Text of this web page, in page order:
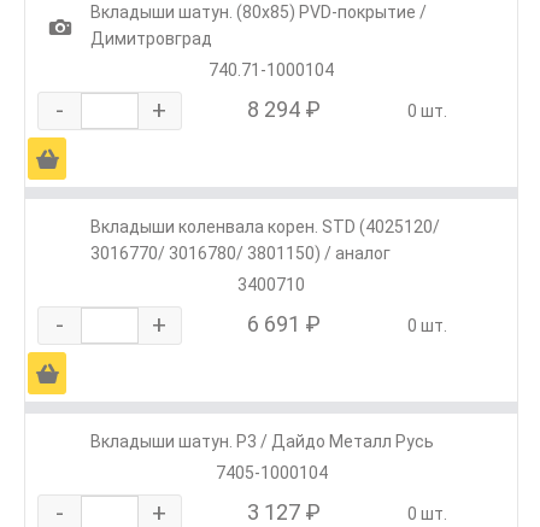
1
Вкладыши шатун. (80х85) PVD-покрытие /
Димитровград
740.71-1000104
- + 8 294 ₽ 0 шт.
Ä
Вкладыши коленвала корен. STD (4025120/
3016770/ 3016780/ 3801150) / аналог
3400710
- + 6 691 ₽ 0 шт.
Ä
Вкладыши шатун. Р3 / Дайдо Металл Русь
7405-1000104
- + 3 127 ₽ 0 шт.